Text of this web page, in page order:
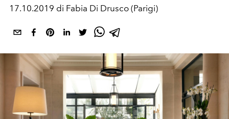
17.10.2019 di Fabia Di Drusco (Parigi)